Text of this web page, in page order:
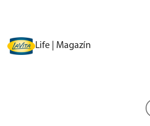
Life | Magazín